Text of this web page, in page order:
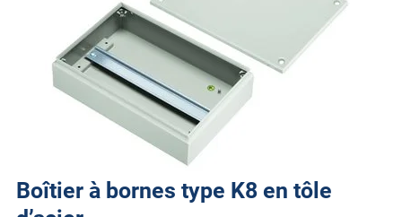
Boîtier à bornes type K8 en tôle